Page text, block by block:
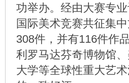
功举办。经由大赛专
国际美术竞赛共征集
308件，并有116件作
利罗马达芬奇博物馆
大学等全球性重大艺